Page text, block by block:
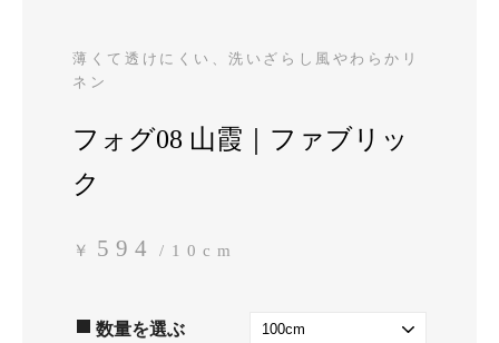
薄くて透けにくい、洗いざらし風やわらかリ
ネン
フォグ08 山霞｜ファブリッ
ク
￥ 594 /10cm
数量を選ぶ